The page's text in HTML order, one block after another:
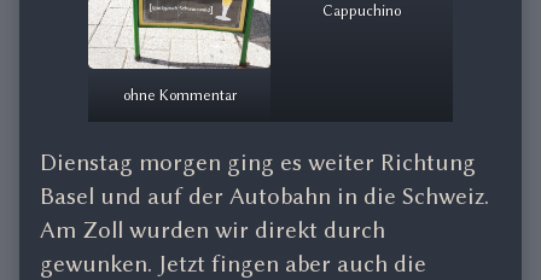
ohne Kommentar
Cappuchino
Dienstag morgen ging es weiter Richtung
Basel und auf der Autobahn in die Schweiz.
Am Zoll wurden wir direkt durch
gewunken. Jetzt fingen aber auch die